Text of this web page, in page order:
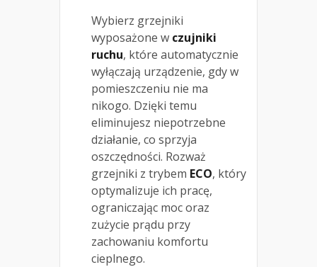
Wybierz grzejniki
wyposażone w czujniki
ruchu, które automatycznie
wyłączają urządzenie, gdy w
pomieszczeniu nie ma
nikogo. Dzięki temu
eliminujesz niepotrzebne
działanie, co sprzyja
oszczędności. Rozważ
grzejniki z trybem ECO, który
optymalizuje ich pracę,
ograniczając moc oraz
zużycie prądu przy
zachowaniu komfortu
cieplnego.